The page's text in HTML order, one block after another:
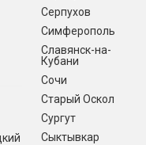
Серпухов
Симферополь
Славянск-на-
Кубани
Сочи
Старый Оскол
Сургут
Сыктывкар